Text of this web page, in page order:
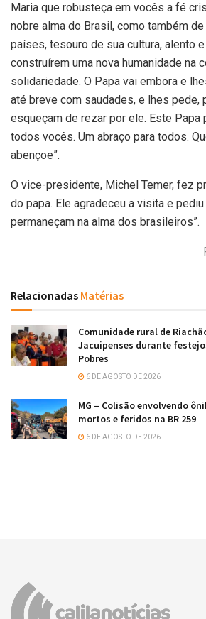
Maria que robusteça em vocês a fé
nobre alma do Brasil, como também
países, tesouro de sua cultura, alento
construírem uma nova humanidade na
solidariedade. O Papa vai embora e
até breve com saudades, e lhes pede,
esqueçam de rezar por ele. Este Papa
todos vocês. Um abraço para todos.
abençoe”.
O vice-presidente, Michel Temer, fez
do papa. Ele agradeceu a visita e
permaneçam na alma dos brasileiros”.
Relacionadas Matérias
Comunidade rural de
Jacuipenses durante
Pobres
6 DE AGOSTO DE 2026
MG – Colisão envolvendo
mortos e feridos na BR 259
6 DE AGOSTO DE 2026